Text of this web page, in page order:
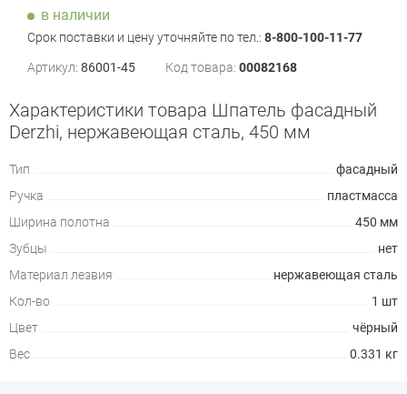
в наличии
Срок поставки и цену уточняйте по тел.: 8-800-100-11-77
Артикул: 86001-45 Код товара: 00082168
Характеристики товара Шпатель фасадный
Derzhi, нержавеющая сталь, 450 мм
Тип
фасадный
Ручка
пластмасса
Ширина полотна
450 мм
Зубцы
нет
Материал лезвия
нержавеющая сталь
Кол-во
1 шт
Цвет
чёрный
Вес
0.331 кг